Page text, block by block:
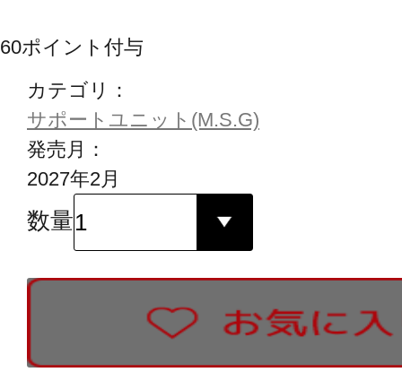
60ポイント付与
カテゴリ：
サポートユニット(M.S.G)
発売月：
2027年2月
数量